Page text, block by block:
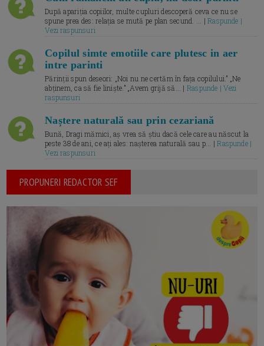
După apariția copiilor, multe cupluri descoperă ceva ce nu se
spune prea des: relația se mută pe plan secund. ... |Raspunde |
Vezi raspunsuri
Copilul simte emotiile care plutesc in aer
intre parinti
Părinții spun deseori: „Noi nu ne certăm în fața copilului.” „Ne
abținem, ca să fie liniște.” „Avem grijă să... | Raspunde | Vezi
raspunsuri
Naștere naturală sau prin cezariană
Bună, Dragi mămici, aș vrea să știu dacă cele care au născut la
peste 38 de ani, ce ați ales: nașterea naturală sau p... |Raspunde |
Vezi raspunsuri
PROPUNERI REDACTOR SEF